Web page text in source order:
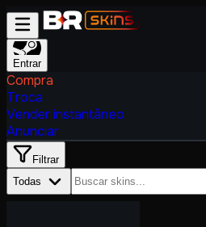
Entrar
Compra
Troca
Vender instantâneo
Anunciar
Filtrar
Todas